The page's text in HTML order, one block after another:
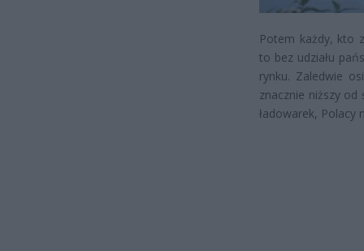
Potem każdy, kto
to bez udziału
rynku. Zaledwie
znacznie niższy
ładowarek, Polacy